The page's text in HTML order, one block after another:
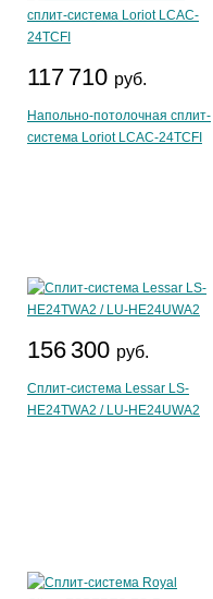
117 710 руб.
Напольно-потолочная сплит-
система Loriot LCAC-24TCFI
156 300 руб.
Сплит-система Lessar LS-
HE24TWA2 / LU-HE24UWA2